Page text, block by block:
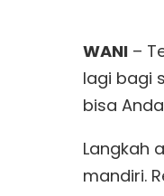
WANI –
lagi bagi
bisa
Langkah
mandiri.